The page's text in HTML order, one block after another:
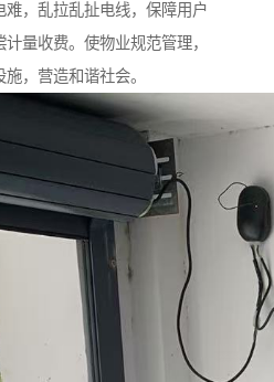
，乱拉乱扯电线，保障用户
量收费。使物业规范管理，
，营造和谐社会。